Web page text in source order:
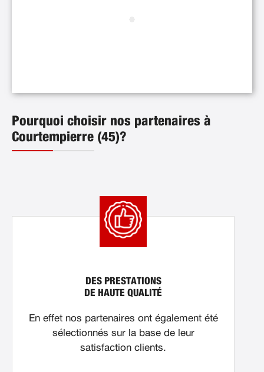
Pourquoi choisir nos partenaires à
Courtempierre (45)?
DES PRESTATIONS
DE HAUTE QUALITÉ
En effet nos partenaires ont également été
sélectionnés sur la base de leur
satisfaction clients.